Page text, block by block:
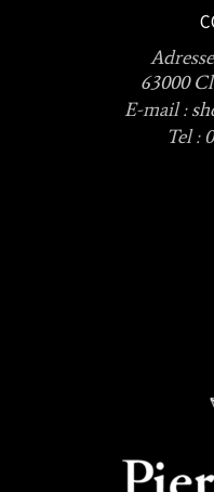
63000
E-mail :
Tel :